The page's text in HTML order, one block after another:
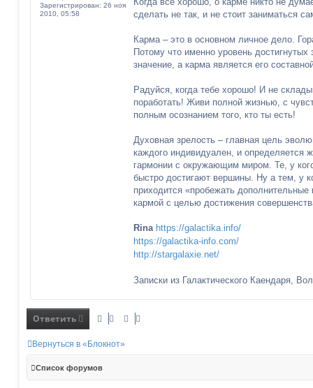
Зарегистрирован: 26 ноя
2010, 05:58
щ
и
е
сделать не так, и не стоит заниматься
Карма – это в основном личное дело.
Потому что именно уровень
значение, а карма является его
Радуйся, когда тебе хорошо! И не
поработать! Живи полной жизнью, с
полным осознанием того, кто ты есть!
Духовная зрелость – главная цель
каждого индивидуален, и определяется
гармонии с окружающим миром. Те, у
быстро достигают вершины. Ну а тем, у
приходится «пробежать
кармой с целью достижения
Rina https://galactika.info/
https://galactika-info.com/
http://stargalaxie.net/
Записки из Галактического Каендаря,
Ответить
Вернуться в «Блокнот»
Список форумов